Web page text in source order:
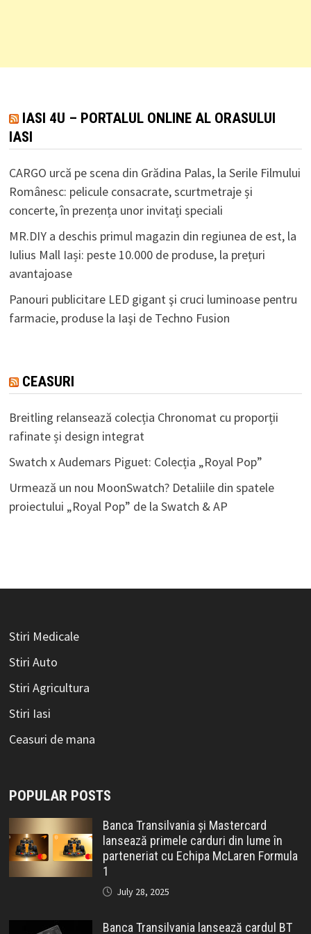
IASI 4U – PORTALUL ONLINE AL ORASULUI
IASI
CARGO urcă pe scena din Grădina Palas, la Serile Filmului
Românesc: pelicule consacrate, scurtmetraje și
concerte, în prezența unor invitați speciali
MR.DIY a deschis primul magazin din regiunea de est, la
Iulius Mall Iași: peste 10.000 de produse, la prețuri
avantajoase
Panouri publicitare LED gigant şi cruci luminoase pentru
farmacie, produse la Iaşi de Techno Fusion
CEASURI
Breitling relansează colecția Chronomat cu proporții
rafinate și design integrat
Swatch x Audemars Piguet: Colecția „Royal Pop”
Urmează un nou MoonSwatch? Detaliile din spatele
proiectului „Royal Pop” de la Swatch & AP
Stiri Medicale
Stiri Auto
Stiri Agricultura
Stiri Iasi
Ceasuri de mana
POPULAR POSTS
Banca Transilvania și Mastercard
lansează primele carduri din lume în
parteneriat cu Echipa McLaren Formula
1
July 28, 2025
Banca Transilvania lansează cardul BT